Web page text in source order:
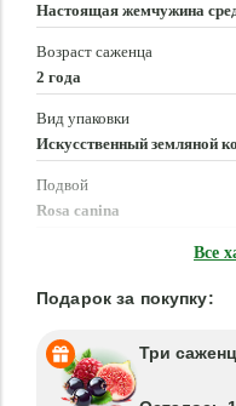
Настоящая жемчужина
Возраст саженца
2 года
Вид упаковки
Искусственный земляной
Подвой
Rosa canina
Все
Подарок за покупку:
Три